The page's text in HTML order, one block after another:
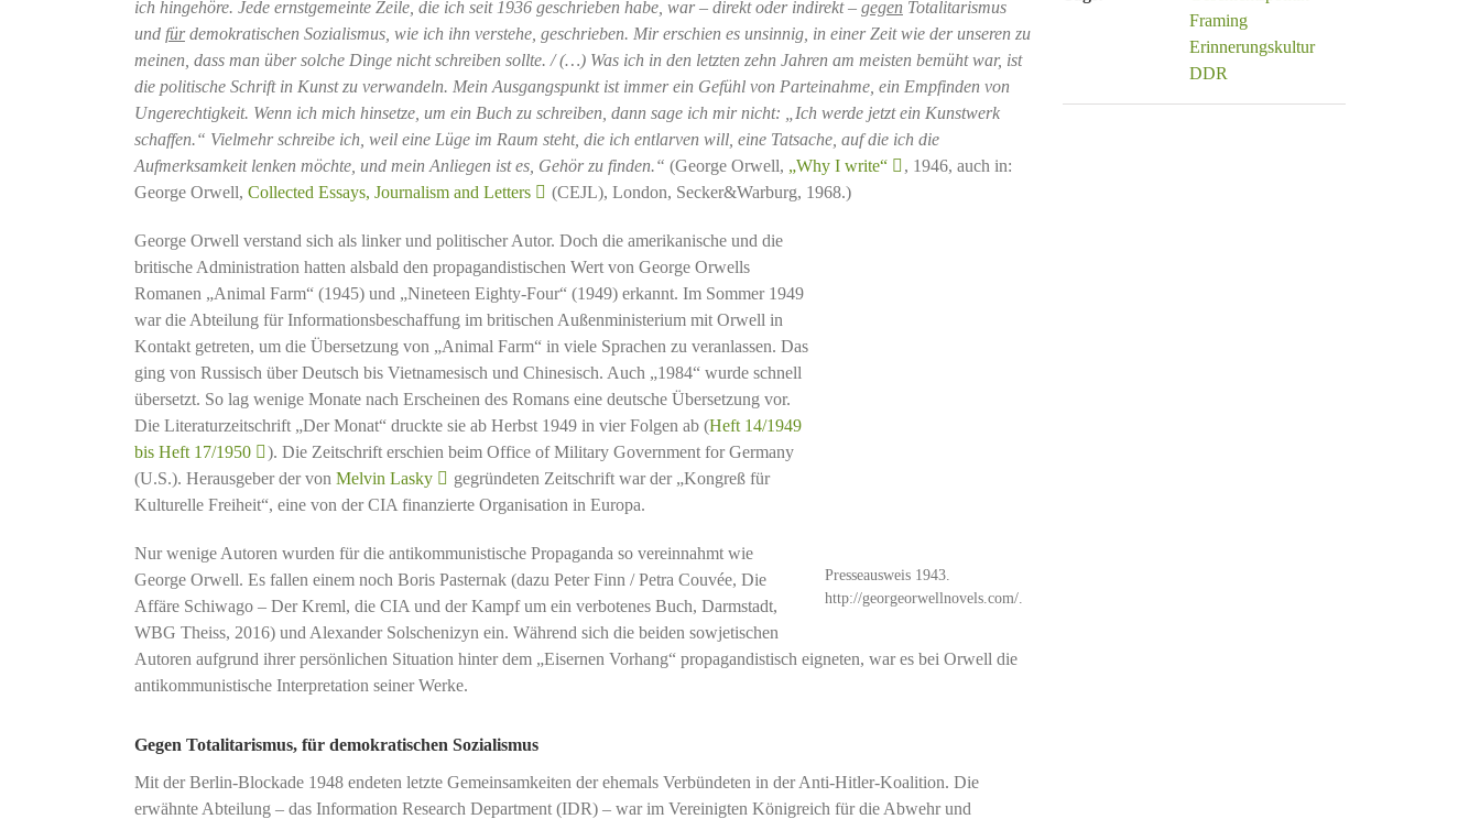
ich hingehöre. Jede ernstgemeinte Zeile, die ich seit 1936 geschrieben habe, war – direkt oder indirekt – gegen Totalitarismus
und fürdemokratischen Sozialismus, wie ich ihn verstehe, geschrieben. Mir erschien es unsinnig, in einer Zeit wie der unseren zu
meinen, dass man über solche Dinge nicht schreiben sollte. / (…) Was ich in den letzten zehn Jahren am meisten bemüht war, ist
die politische Schrift in Kunst zu verwandeln. Mein Ausgangspunkt ist immer ein Gefühl von Parteinahme, ein Empfinden von
Ungerechtigkeit. Wenn ich mich hinsetze, um ein Buch zu schreiben, dann sage ich mir nicht: „Ich werde jetzt ein Kunstwerk
schaffen.“ Vielmehr schreibe ich, weil eine Lüge im Raum steht, die ich entlarven will, eine Tatsache, auf die ich die
Aufmerksamkeit lenken möchte, und mein Anliegen ist es, Gehör zu finden.“ (George Orwell, „Why I write“
, 1946, auch in:
George Orwell, Collected Essays, Journalism and Letters (CEJL), London, Secker&Warburg, 1968.)
Presseausweis 1943.
http://georgeorwellnovels.com/.
George Orwell verstand sich als linker und politischer Autor. Doch die amerikanische und die
britische Administration hatten alsbald den propagandistischen Wert von George Orwells
Romanen „Animal Farm“ (1945) und „Nineteen Eighty-Four“ (1949) erkannt. Im Sommer 1949
war die Abteilung für Informationsbeschaffung im britischen Außenministerium mit Orwell in
Kontakt getreten, um die Übersetzung von „Animal Farm“ in viele Sprachen zu veranlassen. Das
ging von Russisch über Deutsch bis Vietnamesisch und Chinesisch. Auch „1984“ wurde schnell
übersetzt. So lag wenige Monate nach Erscheinen des Romans eine deutsche Übersetzung vor.
Die Literaturzeitschrift „Der Monat“ druckte sie ab Herbst 1949 in vier Folgen ab (Heft 14/1949
bis Heft 17/1950
). Die Zeitschrift erschien beim Office of Military Government for Germany
(U.S.). Herausgeber der von Melvin Lasky
gegründeten Zeitschrift war der „Kongreß für
Kulturelle Freiheit“, eine von der CIA finanzierte Organisation in Europa.
Nur wenige Autoren wurden für die antikommunistische Propaganda so vereinnahmt wie
George Orwell. Es fallen einem noch Boris Pasternak (dazu Peter Finn / Petra Couvée, Die
Affäre Schiwago – Der Kreml, die CIA und der Kampf um ein verbotenes Buch, Darmstadt,
WBG Theiss, 2016) und Alexander Solschenizyn ein. Während sich die beiden sowjetischen
Autoren aufgrund ihrer persönlichen Situation hinter dem „Eisernen Vorhang“ propagandistisch eigneten, war es bei Orwell die
antikommunistische Interpretation seiner Werke.
Gegen Totalitarismus, für demokratischen Sozialismus
Mit der Berlin-Blockade 1948 endeten letzte Gemeinsamkeiten der ehemals Verbündeten in der Anti-Hitler-Koalition. Die
erwähnte Abteilung – das Information Research Department (IDR) – war im Vereinigten Königreich für die Abwehr und
Framing
Erinnerungskultur
DDR